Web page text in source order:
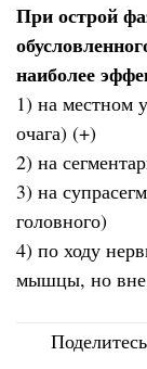
При острой
наиболее
1) на местном
очага) (+)
2) на
3) на
головного)
4) по ходу
мышцы, но вне